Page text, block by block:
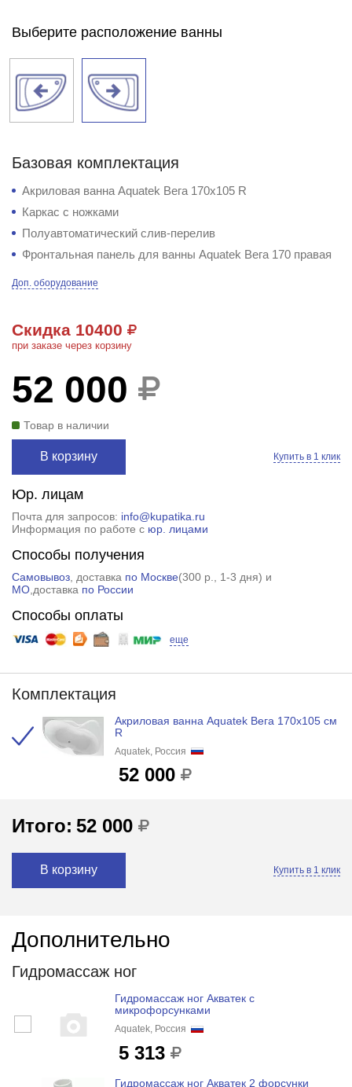
Выберите расположение ванны
Базовая комплектация
Акриловая ванна Aquatek Вега 170х105 R
Каркас с ножками
Полуавтоматический слив-перелив
Фронтальная панель для ванны Aquatek Вега 170 правая
Доп. оборудование
Скидка 10400
при заказе через корзину
52 000
Товар в наличии
В корзину Купить в 1 клик
Юр. лицам
Почта для запросов: info@kupatika.ru
Информация по работе с юр. лицами
Способы получения
Самовывоз, доставка по Москве(300 р.
, 1-3 дня) и
МО,доставка по России
Способы оплаты
еще
Комплектация
Акриловая ванна Aquatek Вега 170х105 см
R
Aquatek, Россия
52 000
Итого: 52 000
В корзину Купить в 1 клик
Дополнительно
Гидромассаж ног
Гидромассаж ног Акватек с
микрофорсунками
Aquatek, Россия
5 313
Гидромассаж ног Акватек 2 форсунки